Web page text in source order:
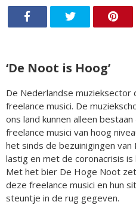
‘De Noot is Hoog’
De Nederlandse
freelance musici. De
ons land kunnen alleen
freelance musici van hoog
het sinds de bezuinigingen
lastig en met de coronacrisis is
Met het bier De Hoge Noot
deze freelance musici en hun
steuntje in de rug gegeven.